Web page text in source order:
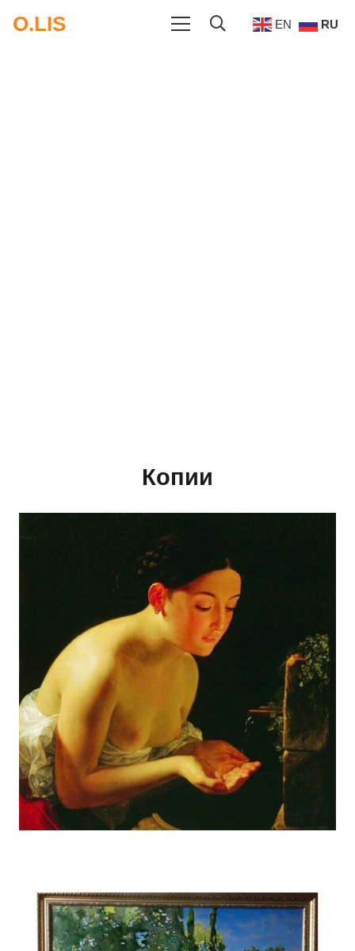
O.LIS EN RU
Копии